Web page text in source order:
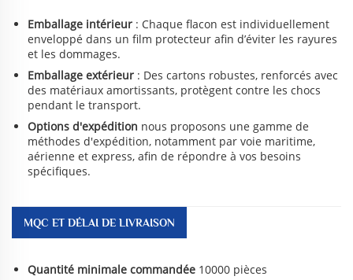
Emballage intérieur : Chaque flacon est individuellement
enveloppé dans un film protecteur afin d’éviter les rayures
et les dommages.
Emballage extérieur : Des cartons robustes, renforcés avec
des matériaux amortissants, protègent contre les chocs
pendant le transport.
Options d'expédition nous proposons une gamme de
méthodes d'expédition, notamment par voie maritime,
aérienne et express, afin de répondre à vos besoins
spécifiques.
MQC ET DÉLAI DE LIVRAISON
Quantité minimale commandée 10000 pièces